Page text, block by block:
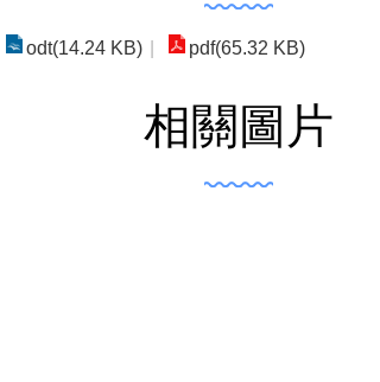
odt(14.24 KB) pdf(65.32 KB)
相關圖片